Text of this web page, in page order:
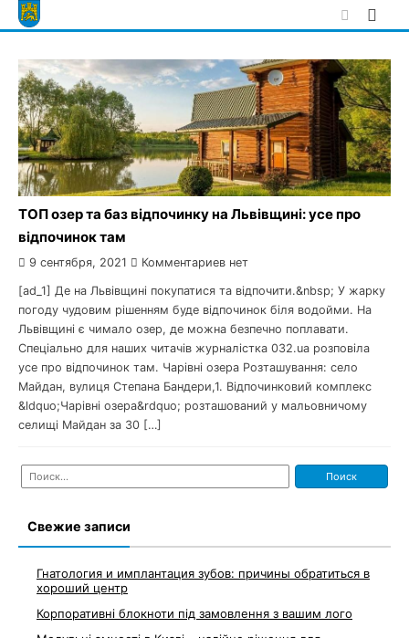
Skip
to
ТОП озер та баз відпочинку на Львівщині: усе про
відпочинок там
9 сентября, 2021 Комментариев нет
[ad_1] Де на Львівщині покупатися та відпочити.&nbsp; У жарку
погоду чудовим рішенням буде відпочинок біля водойми. На
Львівщині є чимало озер, де можна безпечно поплавати.
Спеціально для наших читачів журналістка 032.ua розповіла
усе про відпочинок там. Чарівні озера Розташування: село
Майдан, вулиця Степана Бандери,1. Відпочинковий комплекс
&ldquo;Чарівні озера&rdquo; розташований у мальовничому
селищі Майдан за 30 […]
Найти:
Свежие записи
Гнатология и имплантация зубов: причины обратиться в
хороший центр
Корпоративні блокноти під замовлення з вашим лого